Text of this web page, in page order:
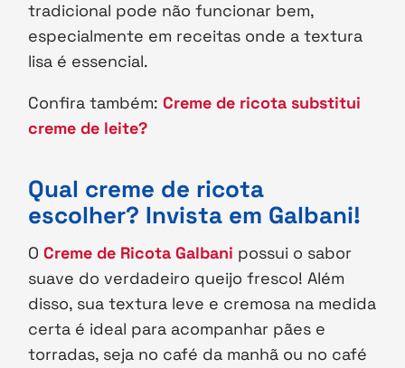
tradicional pode não funcionar bem,
especialmente em receitas onde a textura
lisa é essencial.
Confira também: Creme de ricota substitui
creme de leite?
Qual creme de ricota
escolher? Invista em Galbani!
O Creme de Ricota Galbani possui o sabor
suave do verdadeiro queijo fresco! Além
disso, sua textura leve e cremosa na medida
certa é ideal para acompanhar pães e
torradas, seja no café da manhã ou no café